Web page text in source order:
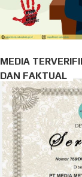
MEDIA
DAN FAKTUAL